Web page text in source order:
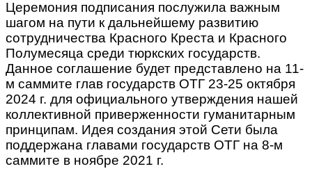
Церемония подписания послужила важным
шагом на пути к дальнейшему развитию
сотрудничества Красного Креста и Красного
Полумесяца среди тюркских государств.
Данное соглашение будет представлено на 11-
м саммите глав государств ОТГ 23-25 октября
2024 г. для официального утверждения нашей
коллективной приверженности гуманитарным
принципам. Идея создания этой Сети была
поддержана главами государств ОТГ на 8-м
саммите в ноябре 2021 г.